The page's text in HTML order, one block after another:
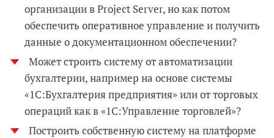
организации в Project Server, но как потом
обеспечить оперативное управление и получить
данные о документационном обеспечении?
Может строить систему от автоматизации
бухгалтерии, например на основе системы
«1С:Бухгалтерия предприятия» или от торговых
операций как в «1С:Управление торговлей»?
Построить собственную систему на платформе